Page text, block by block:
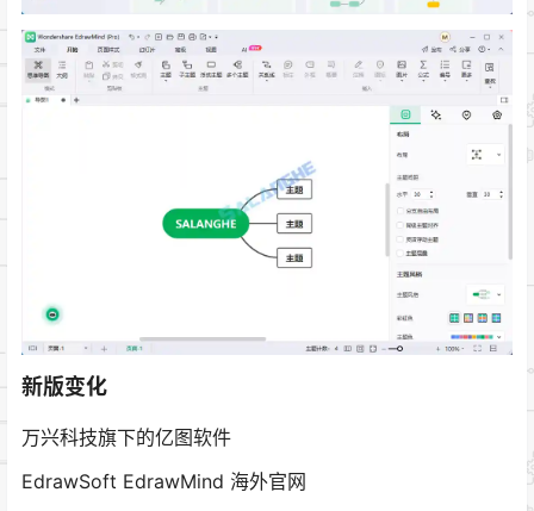
新版变化
万兴科技旗下的亿图软件
EdrawSoft EdrawMind 海外官网